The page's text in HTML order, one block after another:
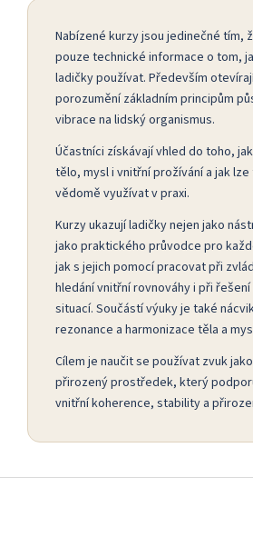
Nabízené kurzy jsou jedinečné tím,
pouze technické informace o tom,
ladičky používat. Především
porozumění základním principům
vibrace na lidský organismus.
Účastníci získávají vhled do toho,
tělo, mysl i vnitřní prožívání a jak
vědomě využívat v praxi.
Kurzy ukazují ladičky nejen jako
jako praktického průvodce pro
jak s jejich pomocí pracovat při
hledání vnitřní rovnováhy i při
situací. Součástí výuky je také
rezonance a harmonizace těla a
Cílem je naučit se používat zvuk
přirozený prostředek, který
vnitřní koherence, stability a